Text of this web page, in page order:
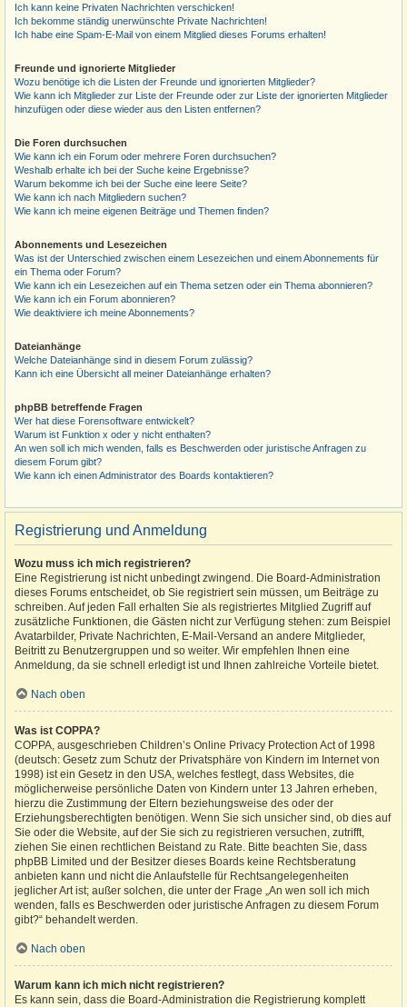
Ich kann keine Privaten Nachrichten verschicken!
Ich bekomme ständig unerwünschte Private Nachrichten!
Ich habe eine Spam-E-Mail von einem Mitglied dieses Forums erhalten!
Freunde und ignorierte Mitglieder
Wozu benötige ich die Listen der Freunde und ignorierten Mitglieder?
Wie kann ich Mitglieder zur Liste der Freunde oder zur Liste der ignorierten Mitglieder
hinzufügen oder diese wieder aus den Listen entfernen?
Die Foren durchsuchen
Wie kann ich ein Forum oder mehrere Foren durchsuchen?
Weshalb erhalte ich bei der Suche keine Ergebnisse?
Warum bekomme ich bei der Suche eine leere Seite?
Wie kann ich nach Mitgliedern suchen?
Wie kann ich meine eigenen Beiträge und Themen finden?
Abonnements und Lesezeichen
Was ist der Unterschied zwischen einem Lesezeichen und einem Abonnements für
ein Thema oder Forum?
Wie kann ich ein Lesezeichen auf ein Thema setzen oder ein Thema abonnieren?
Wie kann ich ein Forum abonnieren?
Wie deaktiviere ich meine Abonnements?
Dateianhänge
Welche Dateianhänge sind in diesem Forum zulässig?
Kann ich eine Übersicht all meiner Dateianhänge erhalten?
phpBB betreffende Fragen
Wer hat diese Forensoftware entwickelt?
Warum ist Funktion x oder y nicht enthalten?
An wen soll ich mich wenden, falls es Beschwerden oder juristische Anfragen zu
diesem Forum gibt?
Wie kann ich einen Administrator des Boards kontaktieren?
Registrierung und Anmeldung
Wozu muss ich mich registrieren?
Eine Registrierung ist nicht unbedingt zwingend. Die Board-Administration
dieses Forums entscheidet, ob Sie registriert sein müssen, um Beiträge zu
schreiben. Auf jeden Fall erhalten Sie als registriertes Mitglied Zugriff auf
zusätzliche Funktionen, die Gästen nicht zur Verfügung stehen: zum Beispiel
Avatarbilder, Private Nachrichten, E-Mail-Versand an andere Mitglieder,
Beitritt zu Benutzergruppen und so weiter. Wir empfehlen Ihnen eine
Anmeldung, da sie schnell erledigt ist und Ihnen zahlreiche Vorteile bietet.
Nach oben
Was ist COPPA?
COPPA, ausgeschrieben Children’s Online Privacy Protection Act of 1998
(deutsch: Gesetz zum Schutz der Privatsphäre von Kindern im Internet von
1998) ist ein Gesetz in den USA, welches festlegt, dass Websites, die
möglicherweise persönliche Daten von Kindern unter 13 Jahren erheben,
hierzu die Zustimmung der Eltern beziehungsweise des oder der
Erziehungsberechtigten benötigen. Wenn Sie sich unsicher sind, ob dies auf
Sie oder die Website, auf der Sie sich zu registrieren versuchen, zutrifft,
ziehen Sie einen rechtlichen Beistand zu Rate. Bitte beachten Sie, dass
phpBB Limited und der Besitzer dieses Boards keine Rechtsberatung
anbieten kann und nicht die Anlaufstelle für Rechtsangelegenheiten
jeglicher Art ist; außer solchen, die unter der Frage „An wen soll ich mich
wenden, falls es Beschwerden oder juristische Anfragen zu diesem Forum
gibt?“ behandelt werden.
Nach oben
Warum kann ich mich nicht registrieren?
Es kann sein, dass die Board-Administration die Registrierung komplett